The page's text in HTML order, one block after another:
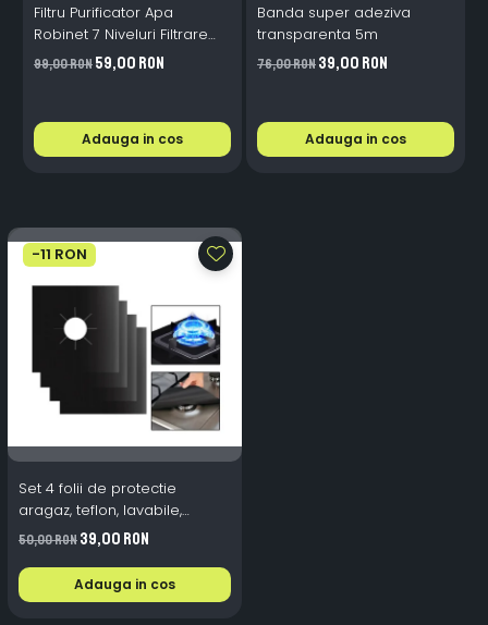
Filtru Purificator Apa
Robinet 7 Niveluri Filtrare
Ceramice 2L/min
99,00 RON59,00 RON
Adauga in cos
Banda super adeziva
transparenta 5m
76,00 RON39,00 RON
Adauga in cos
-11 RON
Set 4 folii de protectie
aragaz, teflon, lavabile,
reutilizabile, Negru/Gri
50,00 RON39,00 RON
Adauga in cos